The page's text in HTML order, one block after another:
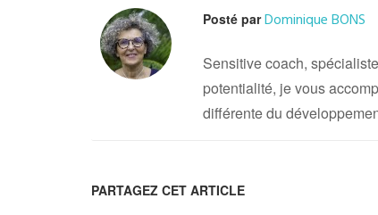
Posté parDominique BONS
Sensitive coach,
potentialité, je vous
différente du
PARTAGEZ CET ARTICLE